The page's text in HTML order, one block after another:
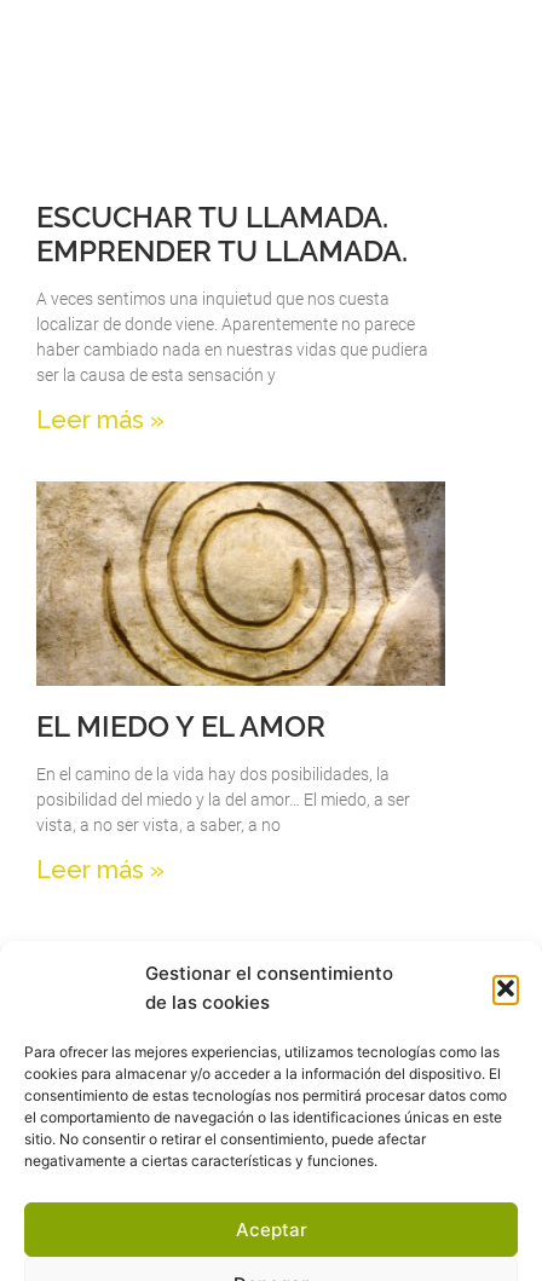
Gestionar el consentimiento
de las cookies
Para ofrecer las mejores experiencias, utilizamos tecnologías como las
cookies para almacenar y/o acceder a la información del dispositivo. El
consentimiento de estas tecnologías nos permitirá procesar datos como
el comportamiento de navegación o las identificaciones únicas en este
sitio. No consentir o retirar el consentimiento, puede afectar
negativamente a ciertas características y funciones.
Aceptar
ESCUCHAR TU LLAMADA.
EMPRENDER TU LLAMADA.
A veces sentimos una inquietud que nos cuesta
localizar de donde viene. Aparentemente no parece
haber cambiado nada en nuestras vidas que pudiera
ser la causa de esta sensación y
Leer más »
EL MIEDO Y EL AMOR
En el camino de la vida hay dos posibilidades, la
posibilidad del miedo y la del amor… El miedo, a ser
vista, a no ser vista, a saber, a no
Leer más »
15 16 17 Siguiente »
Recibe las reflexiones semanales y los
recursos gratuitos, videos, clases online
QUIERO UNIRME A PROCESO CREATIVO Y